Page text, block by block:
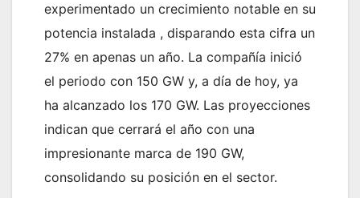
experimentado un crecimiento notable en su
potencia instalada , disparando esta cifra un
27% en apenas un año. La compañía inició
el periodo con 150 GW y, a día de hoy, ya
ha alcanzado los 170 GW. Las proyecciones
indican que cerrará el año con una
impresionante marca de 190 GW,
consolidando su posición en el sector.